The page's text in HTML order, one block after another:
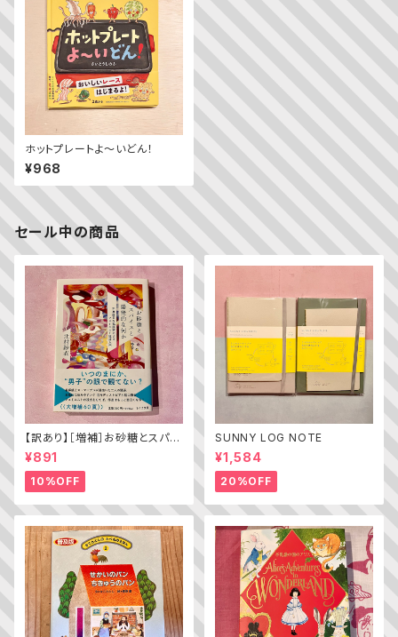
ホットプレートよ～いどん！
¥968
セール中の商品
【訳あり】［増補］お砂糖とスパイ
スと爆発的な何か ——不真面
目な批評家によるフェミニスト批
評入門
¥891
10%OFF
SUNNY LOG NOTE
¥1,584
20%OFF